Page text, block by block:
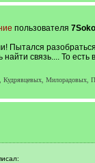
пользователя
Пытался
связь.... То
Милорадовых,